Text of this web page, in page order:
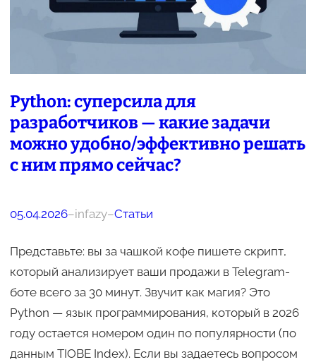
Python: суперсила для
разработчиков — какие задачи
можно удобно/эффективно решать
с ним прямо сейчас?
05.04.2026–infazy–Статьи
Представьте: вы за чашкой кофе пишете скрипт,
который анализирует ваши продажи в Telegram-
боте всего за 30 минут. Звучит как магия? Это
Python — язык программирования, который в 2026
году остается номером один по популярности (по
данным TIOBE Index). Если вы задаетесь вопросом